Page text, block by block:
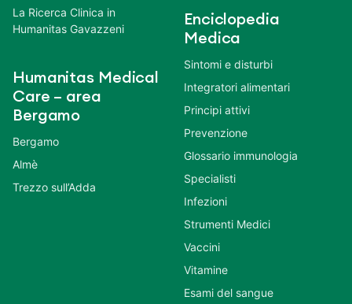
La Ricerca Clinica in
Humanitas Gavazzeni
Humanitas Medical
Care – area
Bergamo
Bergamo
Almè
Trezzo sull’Adda
Enciclopedia
Medica
Sintomi e disturbi
Integratori alimentari
Principi attivi
Prevenzione
Glossario immunologia
Specialisti
Infezioni
Strumenti Medici
Vaccini
Vitamine
Esami del sangue